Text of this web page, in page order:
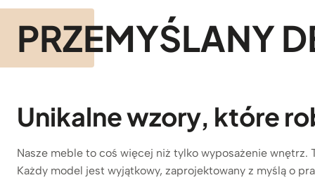
PRZEMYŚLANY
Unikalne wzory, które
Nasze meble to coś więcej niż tylko wyposażenie
Każdy model jest wyjątkowy, zaprojektowany z myślą o